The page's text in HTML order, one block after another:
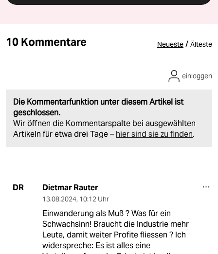
10 Kommentare Neueste / Älteste
Die Kommentarfunktion unter diesem Artikel ist
geschlossen.
Wir öffnen die Kommentarspalte bei ausgewählten
Artikeln für etwa drei Tage – hier sind sie zu finden.
einloggen
DR Dietmar Rauter
13.08.2024, 10:12 Uhr
Einwanderung als Muß ? Was für ein
Schwachsinn! Braucht die Industrie mehr
Leute, damit weiter Profite fliessen ? Ich
widerspreche: Es ist alles eine